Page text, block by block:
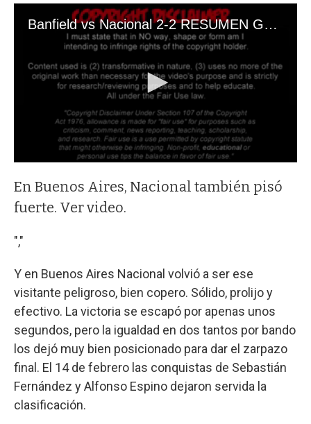
En Buenos Aires, Nacional también pisó
fuerte. Ver video.
","
Y en Buenos Aires Nacional volvió a ser ese
visitante peligroso, bien copero. Sólido, prolijo y
efectivo. La victoria se escapó por apenas unos
segundos, pero la igualdad en dos tantos por bando
los dejó muy bien posicionado para dar el zarpazo
final. El 14 de febrero las conquistas de Sebastián
Fernández y Alfonso Espino dejaron servida la
clasificación.